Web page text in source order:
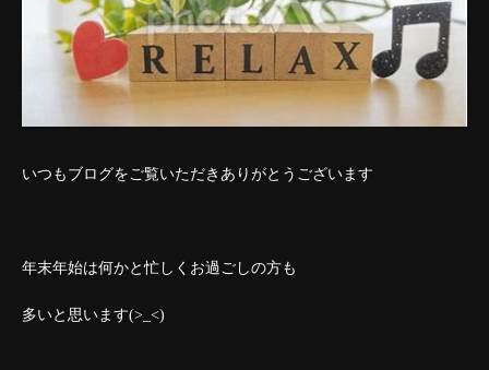
いつもブログをご覧いただきありがとうございます
年末年始は何かと忙しくお過ごしの方も
多いと思います(>_<)